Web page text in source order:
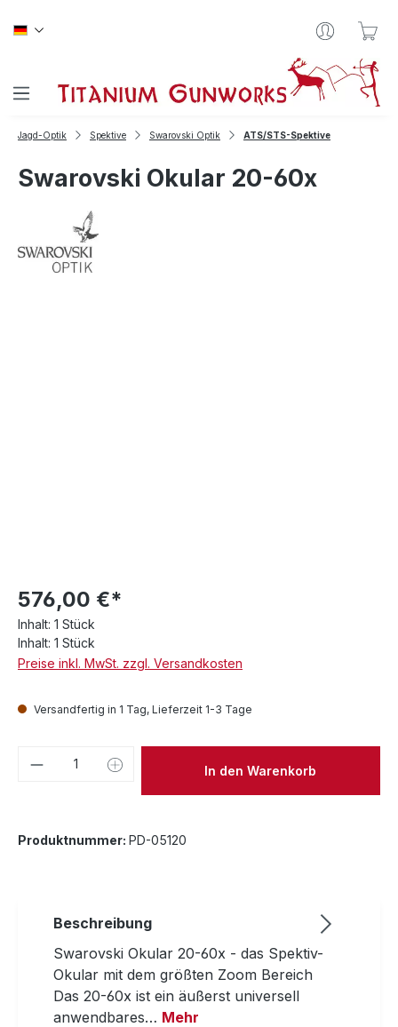
Jagd-Optik Spektive Swarovski Optik ATS/STS-Spektive
Swarovski Okular 20-60x
576,00 €*
Inhalt: 1 Stück
Inhalt: 1 Stück
Preise inkl. MwSt. zzgl. Versandkosten
Versandfertig in 1 Tag, Lieferzeit 1-3 Tage
Produkt Anzahl: Gib denIn den Warenkorb
Produktnummer: PD-05120
Beschreibung
Swarovski Okular 20-60x - das Spektiv-
Okular mit dem größten Zoom Bereich
Das 20-60x ist ein äußerst universell
anwendbares… Mehr